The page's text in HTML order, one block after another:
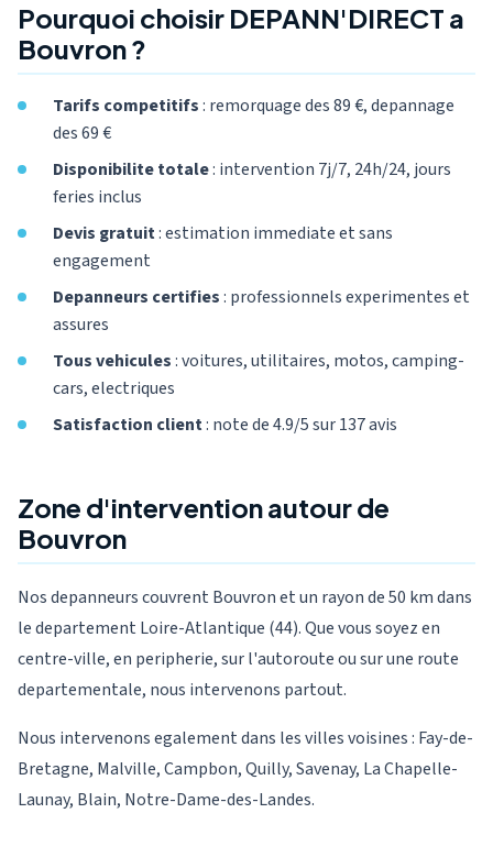
Pourquoi choisir DEPANN'DIRECT a
Bouvron ?
Tarifs competitifs: remorquage des 89 €, depannage
des 69 €
Disponibilite totale: intervention 7j/7, 24h/24, jours
feries inclus
Devis gratuit: estimation immediate et sans
engagement
Depanneurs certifies: professionnels experimentes et
assures
Tous vehicules: voitures, utilitaires, motos, camping-
cars, electriques
Satisfaction client: note de 4.9/5 sur 137 avis
Zone d'intervention autour de
Bouvron
Nos depanneurs couvrent Bouvron et un rayon de 50 km dans
le departement Loire-Atlantique (44). Que vous soyez en
centre-ville, en peripherie, sur l'autoroute ou sur une route
departementale, nous intervenons partout.
Nous intervenons egalement dans les villes voisines : Fay-de-
Bretagne, Malville, Campbon, Quilly, Savenay, La Chapelle-
Launay, Blain, Notre-Dame-des-Landes.